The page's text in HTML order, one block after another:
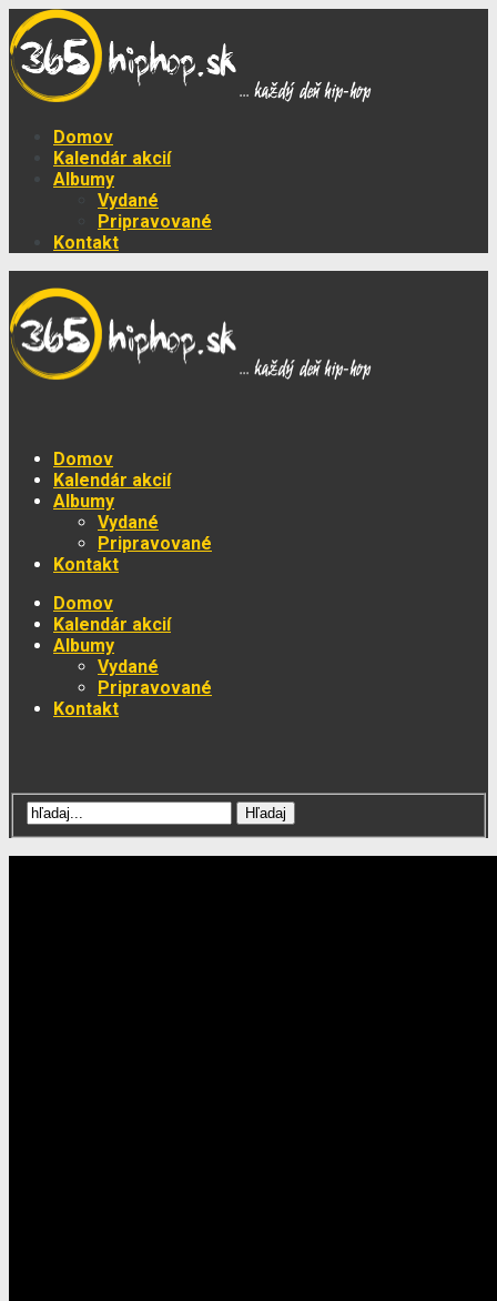
Domov
Kalendár akcií
Albumy
Vydané
Pripravované
Kontakt
Domov
Kalendár akcií
Albumy
Vydané
Pripravované
Kontakt
Domov
Kalendár akcií
Albumy
Vydané
Pripravované
Kontakt